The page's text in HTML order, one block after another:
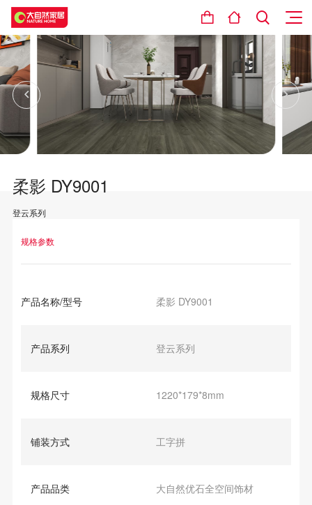
柔影 DY9001
登云系列
规格参数
产品名称/型号 柔影 DY9001
产品系列 登云系列
规格尺寸 1220*179*8mm
铺装方式 工字拼
产品品类 大自然优石全空间饰材